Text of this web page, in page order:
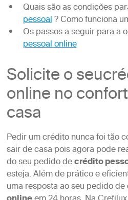
Quais são as condições
pessoal? Como funciona
Os passos a seguir para a
pessoal online
Solicite o
online no
casa
Pedir um crédito nunca foi tão
sair de casa pois agora pode
do seu pedido decrédito
esteja. Além de prático e
uma resposta ao seu pedido de